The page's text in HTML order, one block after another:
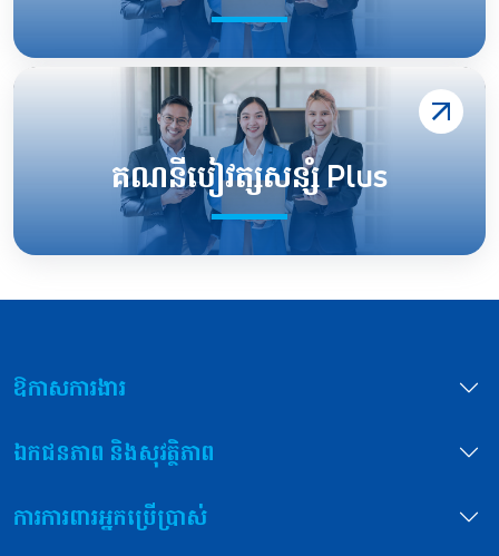
គណនីបៀវត្សសន្សំ Plus
ឱកាសការងារ
ឯកជនភាព និងសុវត្ថិភាព
ការការពារអ្នកប្រើប្រាស់